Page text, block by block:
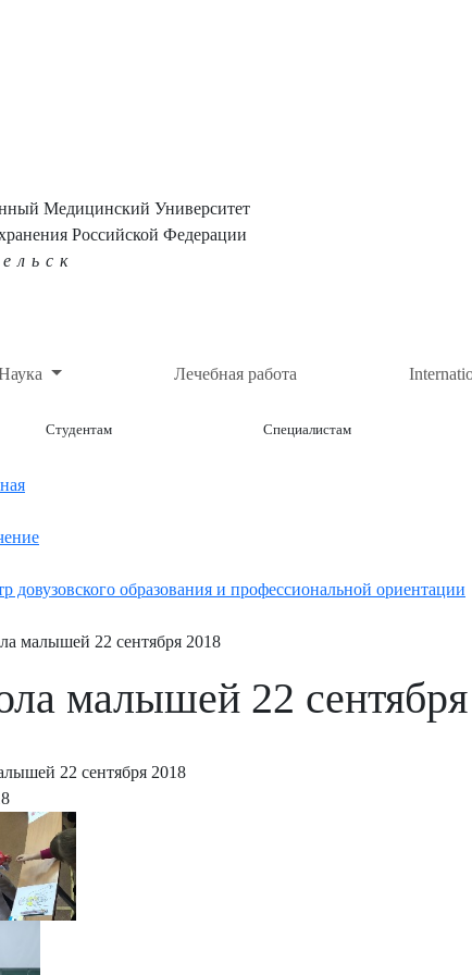
Медицинский Университет
Российской Федерации
Лечебная работа
Студентам Специалистам
довузовского образования и профессиональной ориентации
малышей 22 сентября 2018
малышей 22
22 сентября 2018